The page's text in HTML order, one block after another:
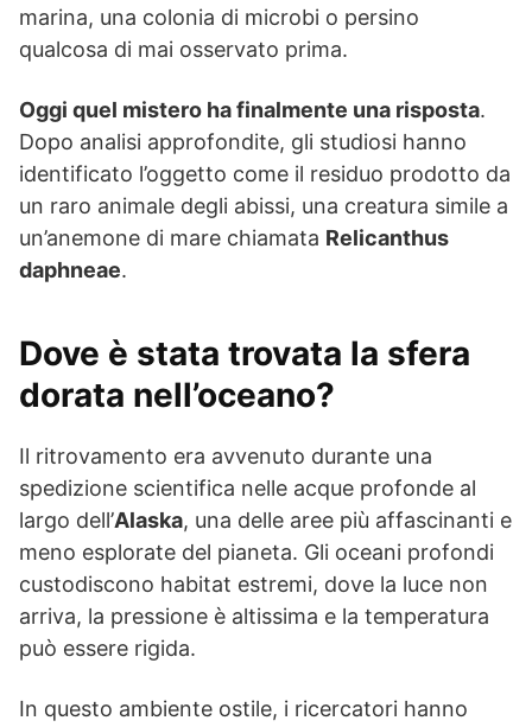
marina, una colonia di microbi o persino
qualcosa di mai osservato prima.
Oggi quel mistero ha finalmente una risposta.
Dopo analisi approfondite, gli studiosi hanno
identificato l’oggetto come il residuo prodotto da
un raro animale degli abissi, una creatura simile a
un’anemone di mare chiamata Relicanthus
daphneae.
Dove è stata trovata la sfera
dorata nell’oceano?
Il ritrovamento era avvenuto durante una
spedizione scientifica nelle acque profonde al
largo dell’Alaska, una delle aree più affascinanti e
meno esplorate del pianeta. Gli oceani profondi
custodiscono habitat estremi, dove la luce non
arriva, la pressione è altissima e la temperatura
può essere rigida.
In questo ambiente ostile, i ricercatori hanno